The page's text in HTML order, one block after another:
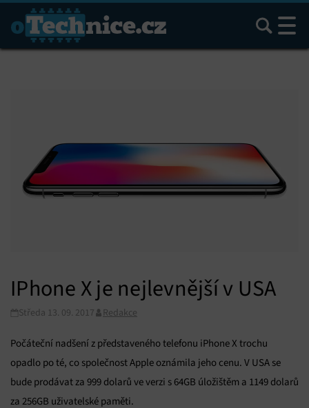
Hledat
IPhone X je nejlevnější v USA
Středa 13. 09. 2017 Redakce
Počáteční nadšení z představeného telefonu iPhone X trochu
opadlo po té, co společnost Apple oznámila jeho cenu. V USA se
bude prodávat za 999 dolarů ve verzi s 64GB úložištěm a 1149 dolarů
za 256GB uživatelské paměti.